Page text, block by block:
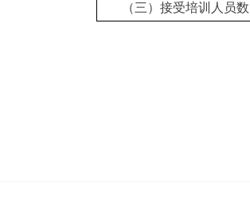
（三）接受培训人员数